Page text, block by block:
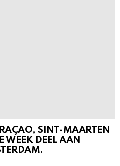
SINT-MAARTEN
WEEK DEEL AAN